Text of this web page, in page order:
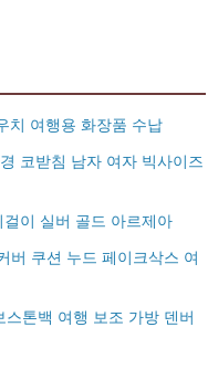
치 여행용 화장품 수납
코받침 남자 여자 빅사이즈
이 실버 골드 아르제아
버 쿠션 누드 페이크삭스 여
톤백 여행 보조 가방 덴버
니 파우치 여행용 화장
테안경 코받침 남자